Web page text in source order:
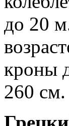
до 20
кроны
260 см.